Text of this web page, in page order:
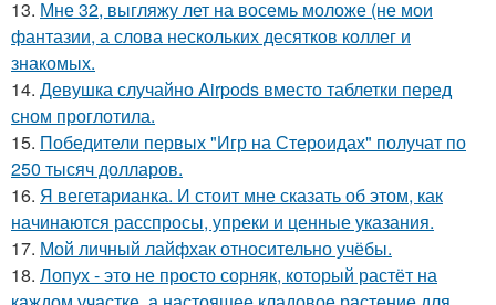
13. Мне 32, выгляжу лет на восемь моложе (не мои
фантазии, а слова нескольких десятков коллег и
знакомых.
14. Девушка случайно Airpods вместо таблетки перед
сном проглотила.
15. Победители первых "Игр на Стероидах" получат по
250 тысяч долларов.
16. Я вегетарианка. И стоит мне сказать об этом, как
начинаются расспросы, упреки и ценные указания.
17. Мой личный лайфхак относительно учёбы.
18. Лопух - это не просто сорняк, который растёт на